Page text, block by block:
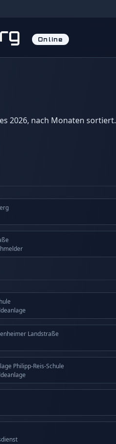
Online
2026, nach Monaten sortiert.
Landstraße
Philipp-Reis-Schule